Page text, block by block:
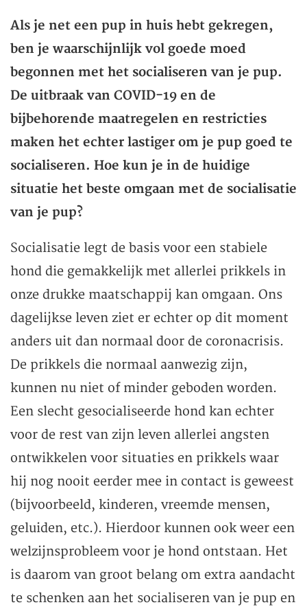
Als je net een pup in huis hebt gekregen,
ben je waarschijnlijk vol goede moed
begonnen met het socialiseren van je pup.
De uitbraak van COVID-19 en de
bijbehorende maatregelen en restricties
maken het echter lastiger om je pup goed te
socialiseren. Hoe kun je in de huidige
situatie het beste omgaan met de socialisatie
van je pup?
Socialisatie legt de basis voor een stabiele
hond die gemakkelijk met allerlei prikkels in
onze drukke maatschappij kan omgaan. Ons
dagelijkse leven ziet er echter op dit moment
anders uit dan normaal door de coronacrisis.
De prikkels die normaal aanwezig zijn,
kunnen nu niet of minder geboden worden.
Een slecht gesocialiseerde hond kan echter
voor de rest van zijn leven allerlei angsten
ontwikkelen voor situaties en prikkels waar
hij nog nooit eerder mee in contact is geweest
(bijvoorbeeld, kinderen, vreemde mensen,
geluiden, etc.). Hierdoor kunnen ook weer een
welzijnsprobleem voor je hond ontstaan. Het
is daarom van groot belang om extra aandacht
te schenken aan het socialiseren van je pup en